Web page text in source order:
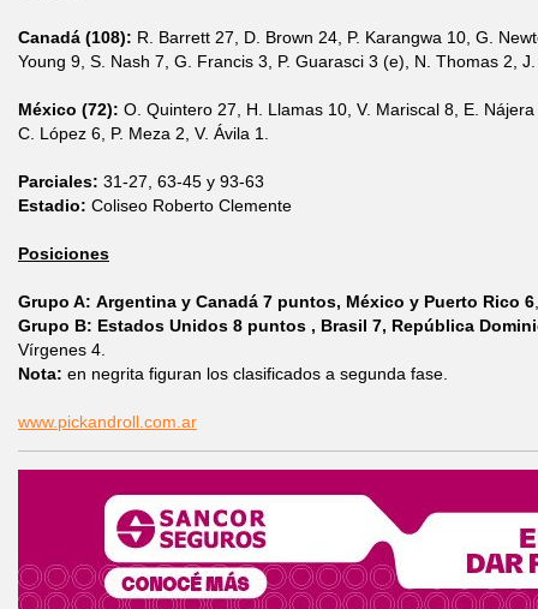
Canadá (108): R. Barrett 27, D. Brown 24, P. Karangwa 10, G.
Young 9, S. Nash 7, G. Francis 3, P. Guarasci 3 (e), N. Thomas 2,
México (72): O. Quintero 27, H. Llamas 10, V. Mariscal 8, E.
C. López 6, P. Meza 2, V. Ávila 1.
Parciales: 31-27, 63-45 y 93-63
Estadio: Coliseo Roberto Clemente
Posiciones
Grupo A: Argentina y Canadá 7 puntos, México y Puerto Rico 6
Grupo B: Estados Unidos 8 puntos , Brasil 7, República
Vírgenes 4.
Nota: en negrita figuran los clasificados a segunda fase.
www.pickandroll.com.ar